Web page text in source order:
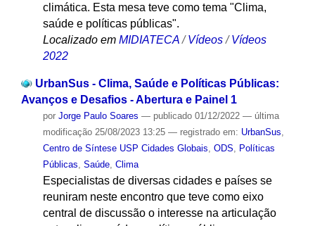
climática. Esta mesa teve como tema "Clima,
saúde e políticas públicas".
Localizado em MIDIATECA /Vídeos /Vídeos
2022
UrbanSus - Clima, Saúde e Políticas Públicas:
Avanços e Desafios - Abertura e Painel 1
por Jorge Paulo Soares — publicado01/12/2022 — última
modificação25/08/2023 13:25 — registrado em: UrbanSus
Centro de Síntese USP Cidades Globais ODS
Políticas
Públicas Saúde, Clima
Especialistas de diversas cidades e países se
reuniram neste encontro que teve como eixo
central de discussão o interesse na articulação